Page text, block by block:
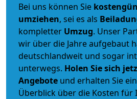
Bei uns können Sie
umziehen, sei es als
kompletter Umzug. Unser
wir über die Jahre aufgebaut
deutschlandweit und sogar
unterwegs. Holen Sie sich
Angebote und erhalten Sie
Überblick über die Kosten für